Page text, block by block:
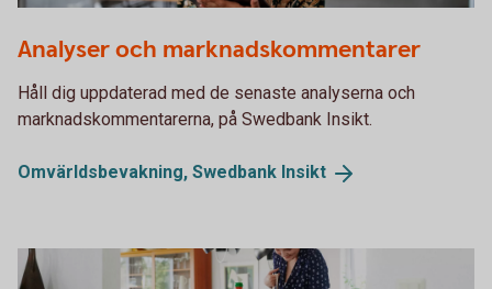
Analyser och marknadskommentarer
Håll dig uppdaterad med de senaste analyserna och
marknadskommentarerna, på Swedbank Insikt.
Omvärldsbevakning, Swedbank Insikt